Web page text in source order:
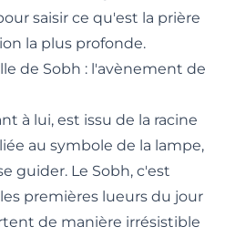
saisir ce qu'est la prière
la plus profonde.
de Sobh : l'avènement de
à lui, est issu de la racine
au symbole de la lampe,
guider. Le Sobh, c'est
premières lueurs du jour
de manière irrésistible